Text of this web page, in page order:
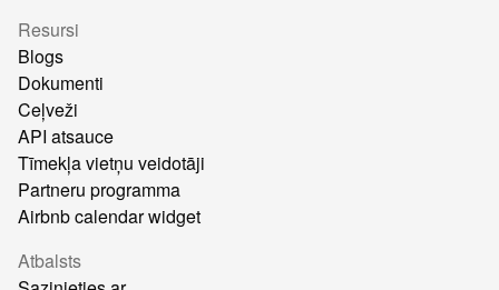
Resursi
Blogs
Dokumenti
Ceļveži
API atsauce
Tīmekļa vietņu veidotāji
Partneru programma
Airbnb calendar widget
Atbalsts